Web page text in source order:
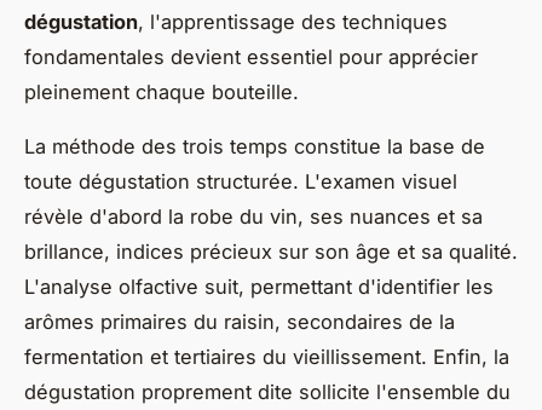
dégustation, l'apprentissage des techniques
fondamentales devient essentiel pour apprécier
pleinement chaque bouteille.
La méthode des trois temps constitue la base de
toute dégustation structurée. L'examen visuel
révèle d'abord la robe du vin, ses nuances et sa
brillance, indices précieux sur son âge et sa qualité.
L'analyse olfactive suit, permettant d'identifier les
arômes primaires du raisin, secondaires de la
fermentation et tertiaires du vieillissement. Enfin, la
dégustation proprement dite sollicite l'ensemble du